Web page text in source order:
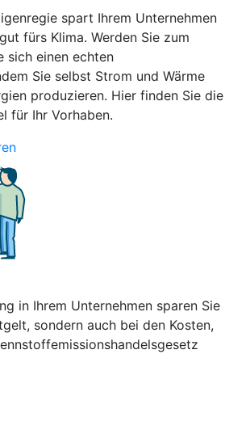
spart Ihrem Unternehmen
fürs Klima. Werden Sie zum
sich einen echten
Sie selbst Strom und Wärme
produzieren. Hier finden Sie die
für Ihr Vorhaben.
in Ihrem Unternehmen sparen Sie
sondern auch bei den Kosten,